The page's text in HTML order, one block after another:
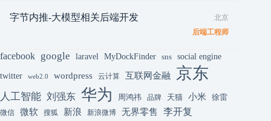
字节内推-大模型相关后端开发
北京
后端工程师
facebook google laravel MyDockFinder sns social engine
twitter web2.0 wordpress 云计算 互联网金融 京东
人工智能 刘强东 华为 周鸿祎 品牌 天猫 小米 徐雷
微信 微软 搜狐 新浪 新浪微博 无界零售 李开复